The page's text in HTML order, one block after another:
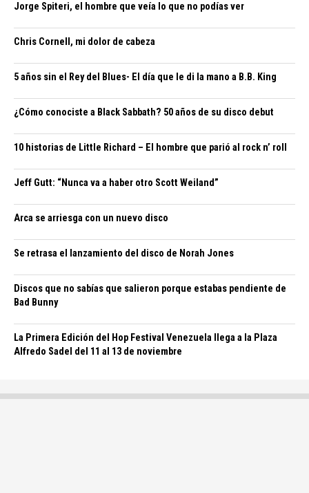
Jorge Spiteri, el hombre que veía lo que no podías ver
Chris Cornell, mi dolor de cabeza
5 años sin el Rey del Blues- El día que le di la mano a B.B. King
¿Cómo conociste a Black Sabbath? 50 años de su disco debut
10 historias de Little Richard – El hombre que parió al rock n’ roll
Jeff Gutt: “Nunca va a haber otro Scott Weiland”
Arca se arriesga con un nuevo disco
Se retrasa el lanzamiento del disco de Norah Jones
Discos que no sabías que salieron porque estabas pendiente de
Bad Bunny
La Primera Edición del Hop Festival Venezuela llega a la Plaza
Alfredo Sadel del 11 al 13 de noviembre